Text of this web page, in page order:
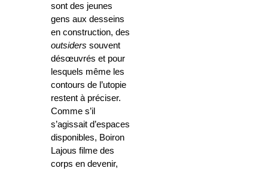
sont des jeunes
gens aux desseins
en construction, des
outsiders souvent
désœuvrés et pour
lesquels même les
contours de l’utopie
restent à préciser.
Comme s’il
s’agissait d’espaces
disponibles, Boiron
Lajous filme des
corps en devenir,